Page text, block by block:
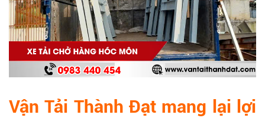
Vận Tải Thành Đạt mang lại lợi